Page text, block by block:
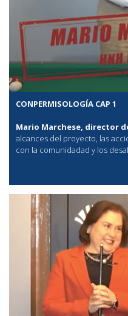
CONPERMISOLOGÍA CAP 1
Mario Marchese, director
alcances del proyecto, las
con la comunidadad y los